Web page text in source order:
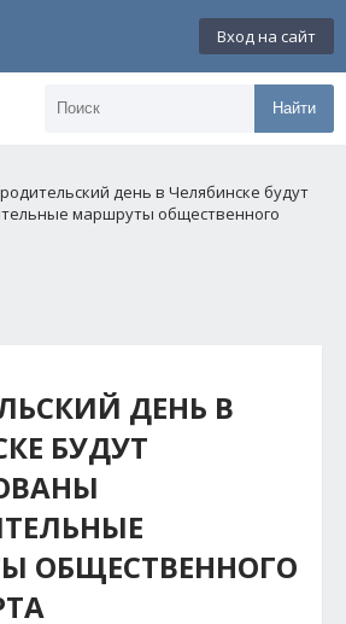
Вход на сайт
Найти
день в Челябинске будут
маршруты общественного
ДЕНЬ В
БУДУТ
ОБЩЕСТВЕННОГО